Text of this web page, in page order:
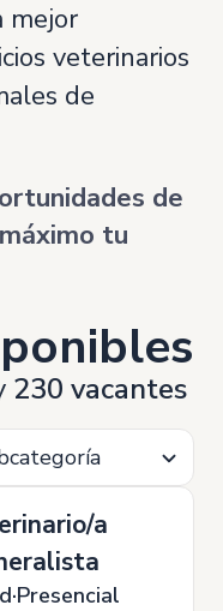
mejor
veterinarios
de
de
tu
230 vacantes
a
Presencial